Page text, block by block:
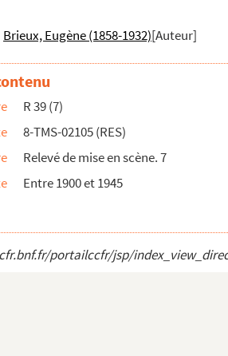
Brieux, Eugène (1858-1932)[Auteur]
R 39 (7)
8-TMS-02105 (RES)
Relevé de mise en scène. 7
Entre 1900 et 1945
portailccfr/jsp/